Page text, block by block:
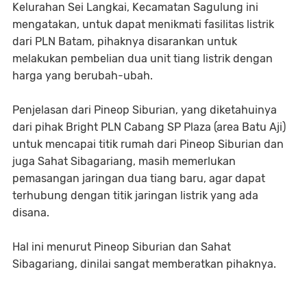
Kelurahan Sei Langkai, Kecamatan Sagulung ini
mengatakan, untuk dapat menikmati fasilitas listrik
dari PLN Batam, pihaknya disarankan untuk
melakukan pembelian dua unit tiang listrik dengan
harga yang berubah-ubah.
Penjelasan dari Pineop Siburian, yang diketahuinya
dari pihak Bright PLN Cabang SP Plaza (area Batu Aji)
untuk mencapai titik rumah dari Pineop Siburian dan
juga Sahat Sibagariang, masih memerlukan
pemasangan jaringan dua tiang baru, agar dapat
terhubung dengan titik jaringan listrik yang ada
disana.
Hal ini menurut Pineop Siburian dan Sahat
Sibagariang, dinilai sangat memberatkan pihaknya.